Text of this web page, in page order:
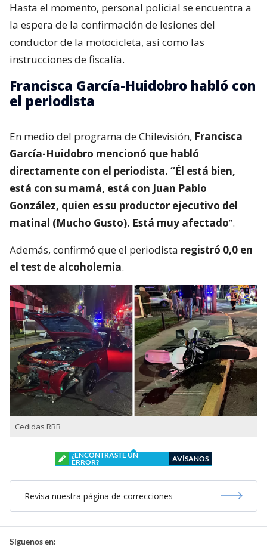
Hasta el momento, personal policial se encuentra a
la espera de la confirmación de lesiones del
conductor de la motocicleta, así como las
instrucciones de fiscalía.
Francisca García-Huidobro habló con
el periodista
En medio del programa de Chilevisión, Francisca
García-Huidobro mencionó que habló
directamente con el periodista. “Él está bien,
está con su mamá, está con Juan Pablo
González, quien es su productor ejecutivo del
matinal (Mucho Gusto). Está muy afectado”.
Además, confirmó que el periodista registró 0,0 en
el test de alcoholemia.
Cedidas RBB
¿ENCONTRASTE UN
ERROR?
AVÍSANOS
Revisa nuestra página de correcciones
Síguenos en: